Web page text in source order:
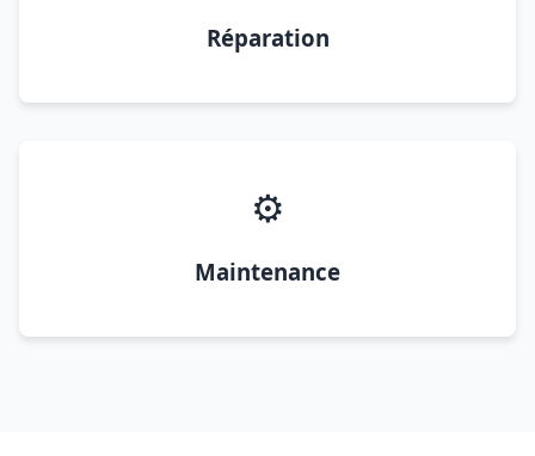
Réparation
⚙️
Maintenance